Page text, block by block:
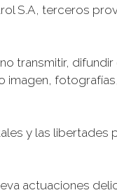
S.A, terceros
transmitir,
y las
actuaciones